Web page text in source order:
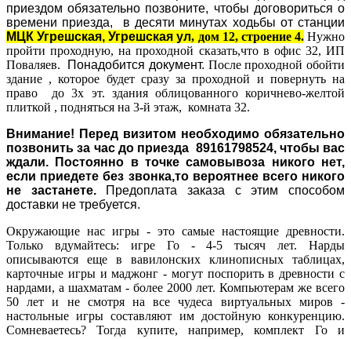
приездом обязательно позвоните, чтобы договориться о
времени приезда, в десяти минутах ходьбы от станции
МЦК Угрешская, Угрешская ул, дом 12, строение 4.Нужно
пройти проходную, на проходной сказать,что в офис 32, ИП
Поваляев.
Понадобится документ. После проходной обойти
здание , которое будет сразу за проходной и повернуть на
право до 3х эт. здания облицованного коричнево-желтой
плиткой , подняться на 3-й этаж, комната 32.
Внимание! Перед визитом необходимо обязательно
позвонить за час до приезда 89161798524, чтобы вас
ждали. Постоянно в точке самовывоза никого нет,
если приедете без звонка,то вероятнее всего никого
не застанете.Предоплата заказа с этим способом
доставки не требуется.
Окружающие нас игры - это самые настоящие древности.
Только вдумайтесь: игре Го - 4-5 тысяч лет. Нарды
описываются еще в вавилонских клинописных таблицах,
карточные игры и маджонг - могут поспорить в древности с
нардами, а шахматам - более 2000 лет. Компьютерам же всего
50 лет и не смотря на все чудеса виртуальных миров -
настольные игры составляют им достойную конкуренцию.
Сомневаетесь? Тогда купите, например, комплект Го и